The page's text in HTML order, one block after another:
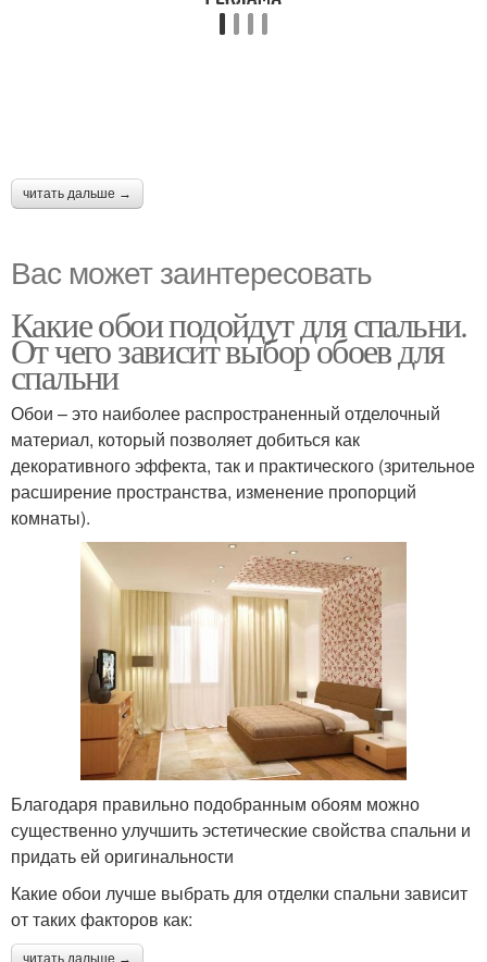
читать дальше →
Вас может заинтересовать
Какие обои подойдут для спальни.
От чего зависит выбор обоев для
спальни
Обои – это наиболее распространенный отделочный
материал, который позволяет добиться как
декоративного эффекта, так и практического (зрительное
расширение пространства, изменение пропорций
комнаты).
Благодаря правильно подобранным обоям можно
существенно улучшить эстетические свойства спальни и
придать ей оригинальности
Какие обои лучше выбрать для отделки спальни зависит
от таких факторов как:
читать дальше →